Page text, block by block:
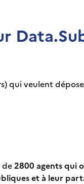
qui veulent
de2800 agents qui
et à leur